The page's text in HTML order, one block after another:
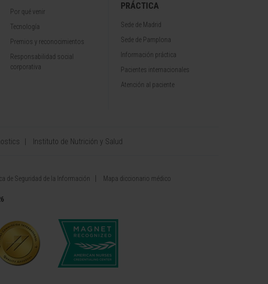
Por qué venir
Tecnología
Premios y reconocimientos
Responsabilidad social
corporativa
PRÁCTICA
Sede de Madrid
Sede de Pamplona
Información práctica
Pacientes internacionales
Atención al paciente
Instituto de Nutrición y Salud
de Seguridad de la Información Mapa diccionario médico